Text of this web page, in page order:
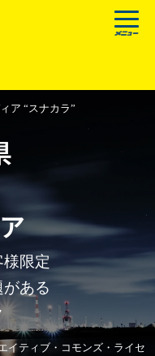
ア “スナカラ”
様限定
ある
イティブ・コモンズ・ライセ